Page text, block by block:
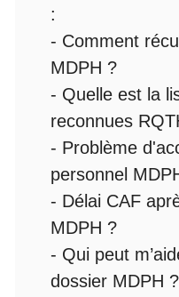
:
- Comment
MDPH ?
- Quelle est la
reconnues
- Problème
personnel
- Délai CAF
MDPH ?
- Qui peut
dossier MDPH ?